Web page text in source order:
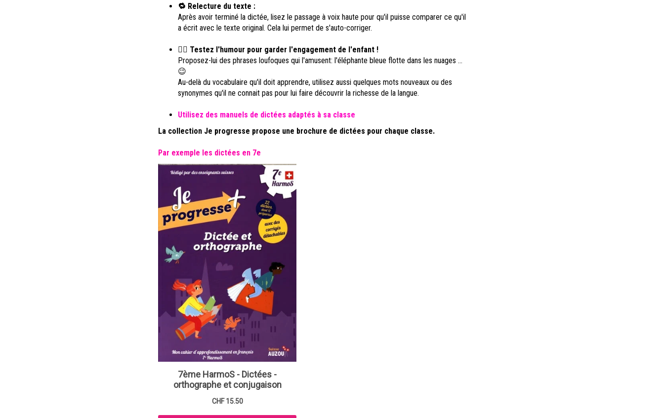
🔁 Relecture du texte :
Après avoir terminé la dictée, lisez le passage à voix haute pour qu'il puisse comparer ce qu'il
a écrit avec le texte original. Cela lui permet de s'auto-corriger.
🤹‍♂️ Testez l'humour pour garder l'engagement de l'enfant !
Proposez-lui des phrases loufoques qui l'amusent: l'éléphante bleue flotte dans les nuages ...
😉
Au-delà du vocabulaire qu'il doit apprendre, utilisez aussi quelques mots nouveaux ou des
synonymes qu'il ne connait pas pour lui faire découvrir la richesse de la langue.
Utilisez des manuels de dictées adaptés à sa classe
La collection Je progresse propose une brochure de dictées pour chaque classe.
Par exemple les dictées en 7e